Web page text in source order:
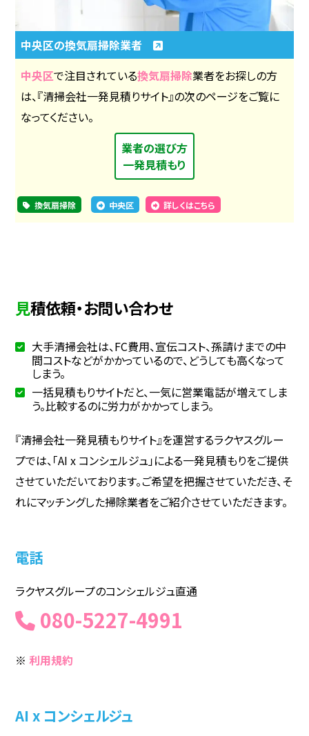
中央区の換気扇掃除業者
中央区で注目されている換気扇掃除業者をお探しの方
は、『清掃会社一発見積りサイト』の次のページをご覧に
なってください。
業者の選び方
一発見積もり
換気扇掃除 中央区 詳しくはこちら
見積依頼・お問い合わせ
大手清掃会社は、FC費用、宣伝コスト、孫請けまでの中
間コストなどがかかっているので、どうしても高くなって
しまう。
一括見積もりサイトだと、一気に営業電話が増えてしま
う。比較するのに労力がかかってしまう。
『清掃会社一発見積もりサイト』を運営するラクヤスグルー
プでは、「AI x コンシェルジュ」による一発見積もりをご提供
させていただいております。ご希望を把握させていただき、そ
れにマッチングした掃除業者をご紹介させていただきます。
電話
ラクヤスグループのコンシェルジュ直通
080-5227-4991
※利用規約
AI x コンシェルジュ